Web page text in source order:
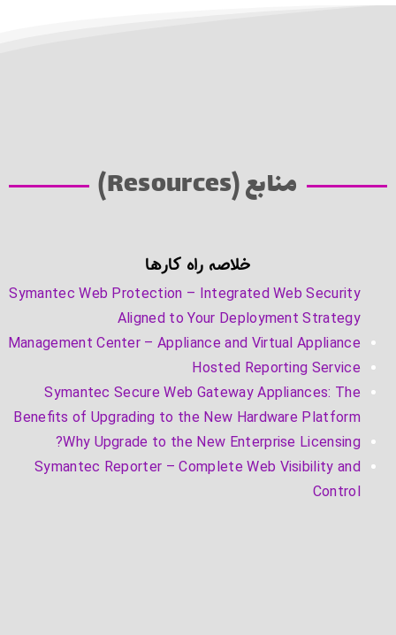
منابع (Resources)
خلاصه راه کارها
Symantec Web Protection – Integrated Web Security
Aligned to Your Deployment Strategy
Management Center – Appliance and Virtual Appliance
Hosted Reporting Service
Symantec Secure Web Gateway Appliances: The
Benefits of Upgrading to the New Hardware Platform
Why Upgrade to the New Enterprise Licensing?
Symantec Reporter – Complete Web Visibility and
Control